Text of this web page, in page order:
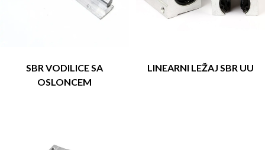
SBR VODILICE SA
OSLONCEM
LINEARNI LEŽAJ SBR UU